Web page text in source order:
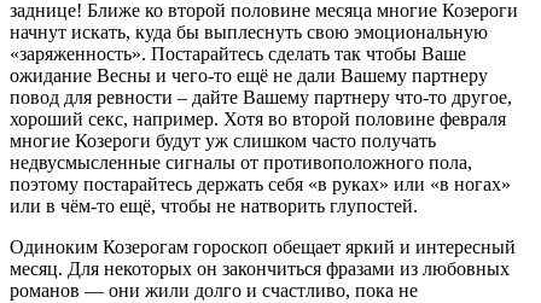
заднице! Ближе ко второй половине месяца многие Козероги
начнут искать, куда бы выплеснуть свою эмоциональную
«заряженность». Постарайтесь сделать так чтобы Ваше
ожидание Весны и чего-то ещё не дали Вашему партнеру
повод для ревности – дайте Вашему партнеру что-то другое,
хороший секс, например. Хотя во второй половине февраля
многие Козероги будут уж слишком часто получать
недвусмысленные сигналы от противоположного пола,
поэтому постарайтесь держать себя «в руках» или «в ногах»
или в чём-то ещё, чтобы не натворить глупостей.
Одиноким Козерогам гороскоп обещает яркий и интересный
месяц. Для некоторых он закончиться фразами из любовных
романов — они жили долго и счастливо, пока не